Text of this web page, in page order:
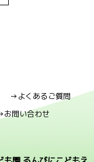
→よくあるご質問
お問い合わせ